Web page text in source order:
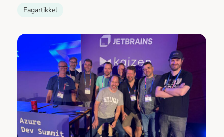
Fagartikkel